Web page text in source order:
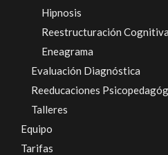
Hipnosis
Reestructuración Cognitiva
Eneagrama
Evaluación Diagnóstica
Reeducaciones
Talleres
Equipo
Tarifas